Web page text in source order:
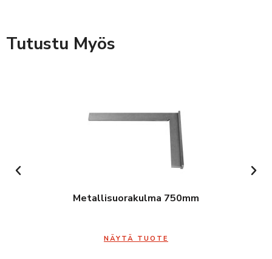
Tutustu Myös
Metallisuorakulma 750mm
NÄYTÄ TUOTE